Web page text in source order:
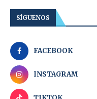
SÍGUENOS
FACEBOOK
INSTAGRAM